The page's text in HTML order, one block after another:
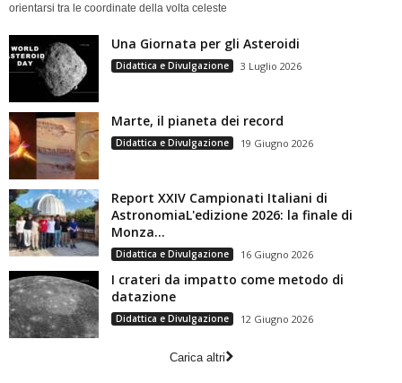
orientarsi tra le coordinate della volta celeste
Una Giornata per gli Asteroidi
Didattica e Divulgazione 3 Luglio 2026
Marte, il pianeta dei record
Didattica e Divulgazione 19 Giugno 2026
Report XXIV Campionati Italiani di
AstronomiaL'edizione 2026: la finale di
Monza...
Didattica e Divulgazione 16 Giugno 2026
I crateri da impatto come metodo di
datazione
Didattica e Divulgazione 12 Giugno 2026
Carica altri